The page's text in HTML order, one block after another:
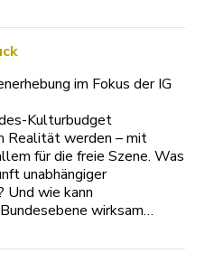
im Fokus der IG
Kulturbudget
Realität werden – mit
für die freie Szene. Was
unabhängiger
Und wie kann
wirksam…